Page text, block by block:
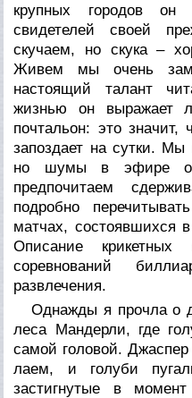
крупных городов он
свидетелей своей
скучаем, но скука –
Живем мы очень
настоящий талант
жизнью он выражает
почтальон: это значит,
запоздает на сутки.
но шумы в эфире
предпочитаем
подробно
матчах, состоявшихся
Описание
соревнований
развлечения.
Однажды я прочла о
леса Мандерли, где
самой головой.
лаем, и голуби
застигнутые в